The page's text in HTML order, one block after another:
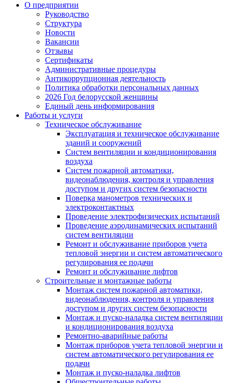
О предприятии
Руководство
Структура
Новости
Вакансии
Отзывы
Сертификаты
Административные процедуры
Антикоррупционная деятельность
Политика обработки персональных данных
2026 Год белорусской женщины
Единый день информирования
Работы и услуги
Техническое обслуживание
Эксплуатация и техническое обслуживание
зданий и сооружений
Систем вентиляции и кондиционирования
воздуха
Систем пожарной автоматики,
видеонаблюдения, контроля и управления
доступом и других систем безопасности
Поверка манометров технических и
электроконтактных
Проведение электрофизических испытаний
Проведение аэродинамических испытаний
систем вентиляции
Ремонт и обслуживание приборов учета
тепловой энергии и систем автоматического
регулирования ее подачи
Ремонт и обслуживание лифтов
Строительные и монтажные работы
Монтаж систем пожарной автоматики,
видеонаблюдения, контроля и управления
доступом и других систем безопасности
Монтаж и пуско-наладка систем вентиляции
и кондиционирования воздуха
Ремонтно-аварийные работы
Монтаж приборов учета тепловой энергии и
систем автоматического регулирования ее
подачи
Монтаж и пуско-наладка лифтов